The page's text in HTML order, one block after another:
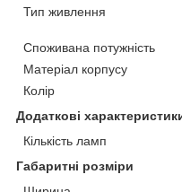
Тип живлення
Споживана потужність
Матеріал корпусу
Колір
Додаткові
Кількість ламп
Габаритні розміри